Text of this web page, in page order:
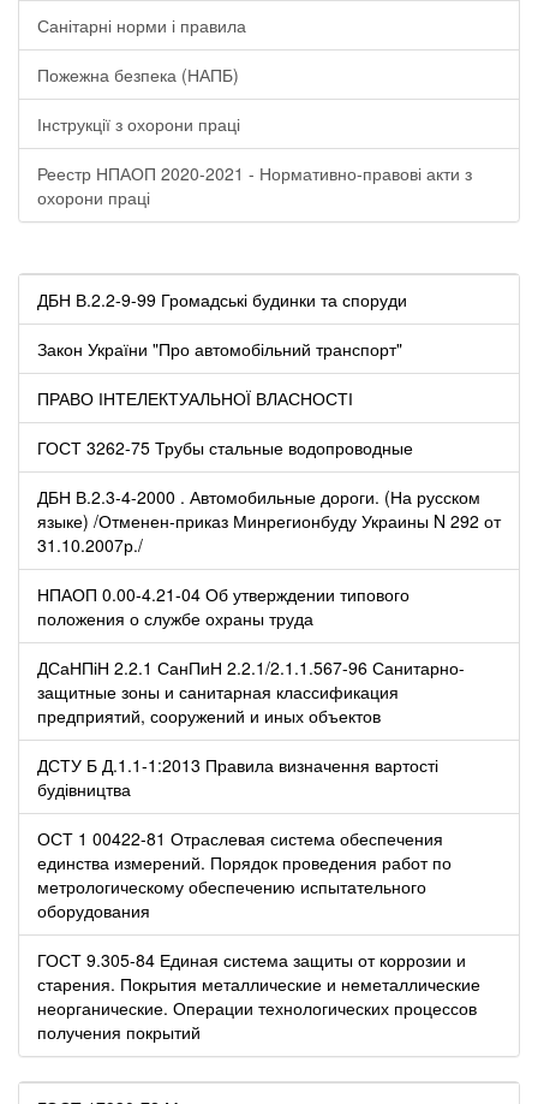
Санітарні норми і правила
Пожежна безпека (НАПБ)
Інструкції з охорони праці
Реестр НПАОП 2020-2021 - Нормативно-правові акти з
охорони праці
ДБН В.2.2-9-99 Громадські будинки та споруди
Закон України "Про автомобільний транспорт"
ПРАВО ІНТЕЛЕКТУАЛЬНОЇ ВЛАСНОСТІ
ГОСТ 3262-75 Трубы стальные водопроводные
ДБН В.2.3-4-2000 . Автомобильные дороги. (На русском
языке) /Отменен-приказ Минрегионбуду Украины N 292 от
31.10.2007р./
НПАОП 0.00-4.21-04 Об утверждении типового
положения о службе охраны труда
ДСаНПіН 2.2.1 СанПиН 2.2.1/2.1.1.567-96 Санитарно-
защитные зоны и санитарная классификация
предприятий, сооружений и иных объектов
ДСТУ Б Д.1.1-1:2013 Правила визначення вартості
будівництва
ОСТ 1 00422-81 Отраслевая система обеспечения
единства измерений. Порядок проведения работ по
метрологическому обеспечению испытательного
оборудования
ГОСТ 9.305-84 Единая система защиты от коррозии и
старения. Покрытия металлические и неметаллические
неорганические. Операции технологических процессов
получения покрытий